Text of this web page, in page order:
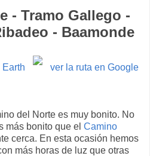
- Tramo Gallego -
- Baamonde
Earth ver la ruta en Google
del Norte es muy bonito. No
más bonito que el Camino
cerca. En esta ocasión hemos
más horas de luz que otras